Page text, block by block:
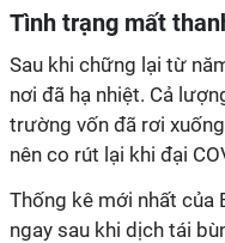
Tình trạng mất
Sau khi chững lại từ
nơi đã hạ nhiệt. Cả
trường vốn đã rơi
nên co rút lại khi đại
Thống kê mới nhất của
ngay sau khi dịch tái